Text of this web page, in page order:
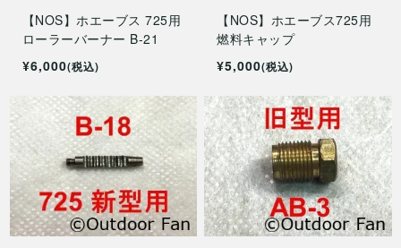
【NOS】ホエーブス 725用
ローラーバーナー B-21
¥6,000(税込)
【NOS】ホエーブス725用
燃料キャップ
¥5,000(税込)